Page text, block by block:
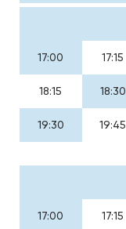
17:00 17:15
18:15 18:30
19:30 19:45
17:00 17:15